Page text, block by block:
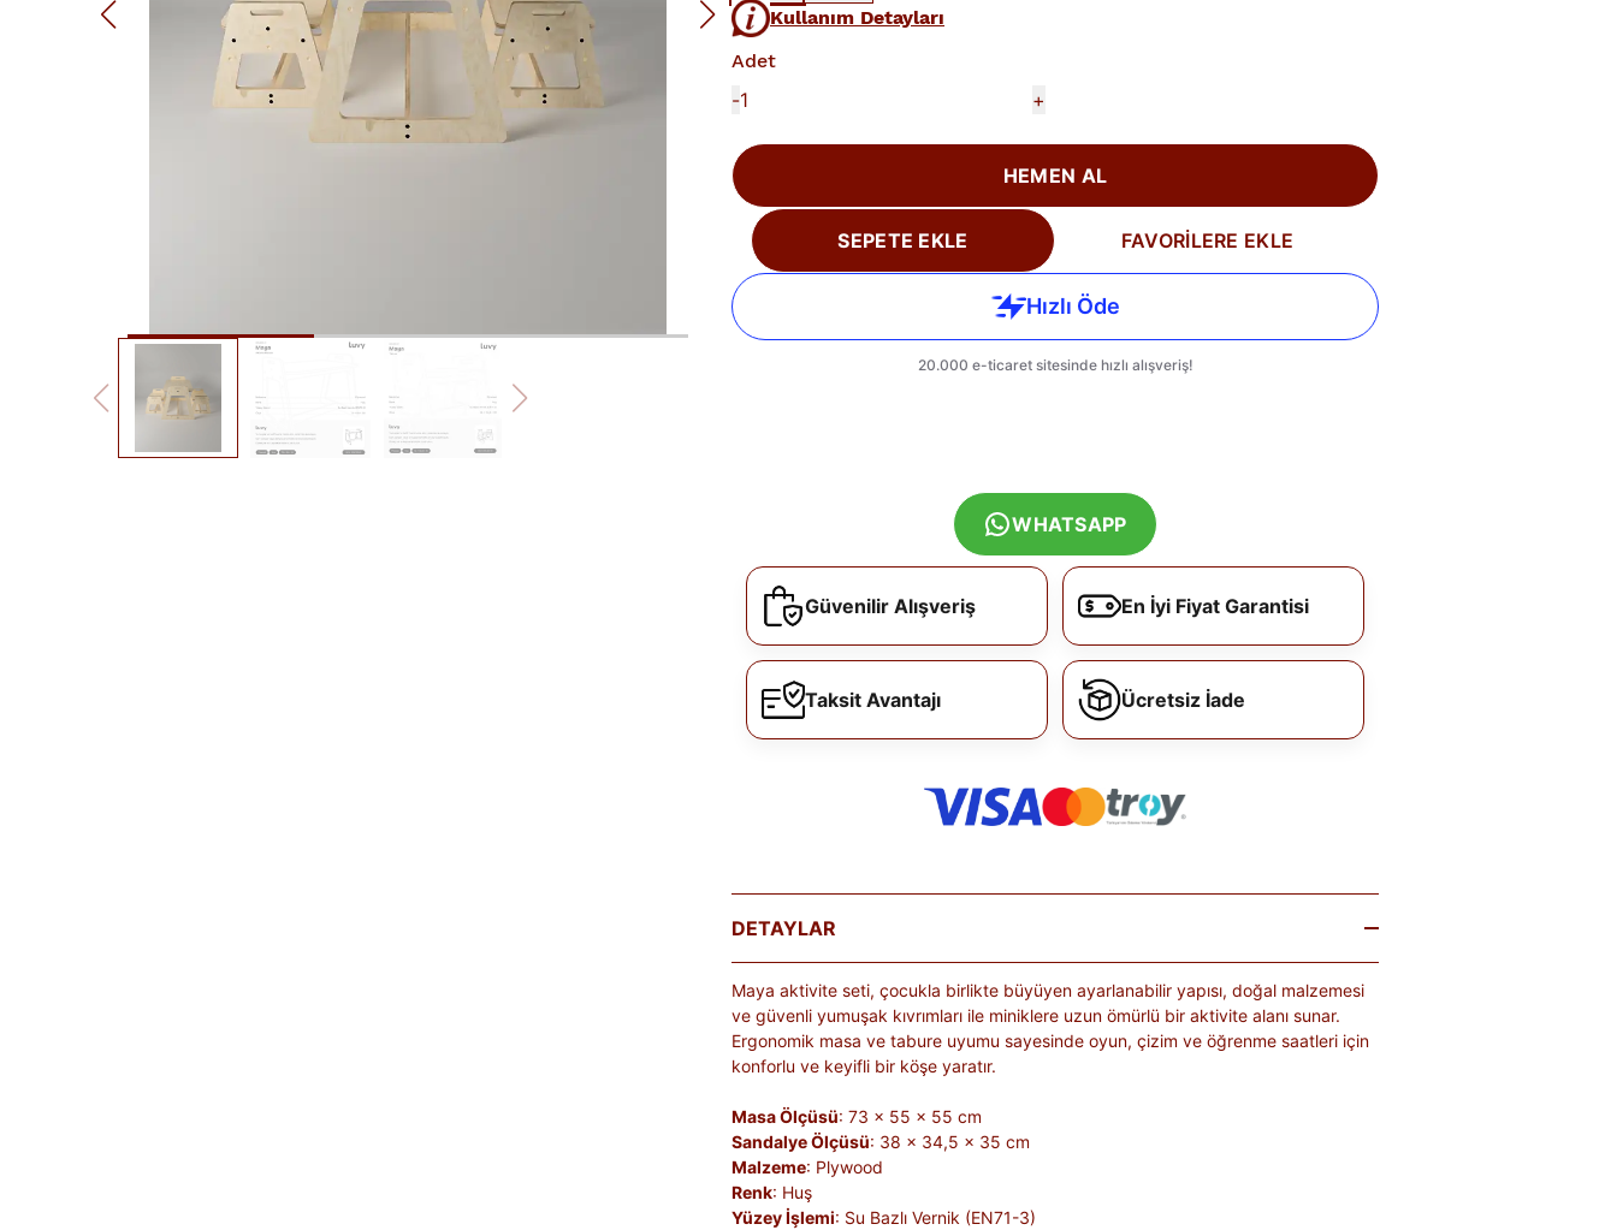
Kullanım Detayları
Adet
- +
HEMEN AL
SEPETE EKLE FAVORİLERE EKLE
WHATSAPP
Güvenilir Alışveriş En İyi Fiyat Garantisi
Taksit Avantajı Ücretsiz İade
DETAYLAR
Maya aktivite seti, çocukla birlikte büyüyen ayarlanabilir yapısı, doğal malzemesi
ve güvenli yumuşak kıvrımları ile miniklere uzun ömürlü bir aktivite alanı sunar.
Ergonomik masa ve tabure uyumu sayesinde oyun, çizim ve öğrenme saatleri için
konforlu ve keyifli bir köşe yaratır.
Masa Ölçüsü: 73 x 55 x 55 cm
Sandalye Ölçüsü: 38 x 34,5 x 35 cm
Malzeme: Plywood
Renk: Huş
Yüzey İşlemi: Su Bazlı Vernik (EN71-3)